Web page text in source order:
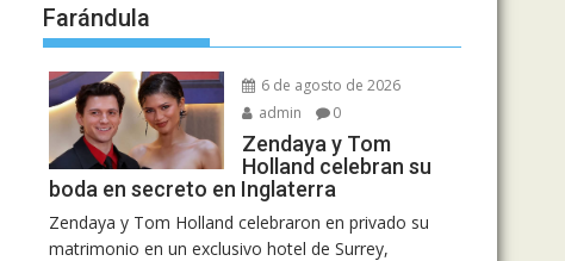
Farándula
6 de agosto de 2026
admin
0
Zendaya y Tom
Holland celebran su
boda en secreto en Inglaterra
Zendaya y Tom Holland celebraron en privado su
matrimonio en un exclusivo hotel de Surrey,